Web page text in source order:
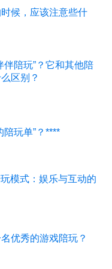
候，应该注意些什
伴陪玩”？它和其他陪
区别？
陪玩单”？****
模式：娱乐与互动的
优秀的游戏陪玩？